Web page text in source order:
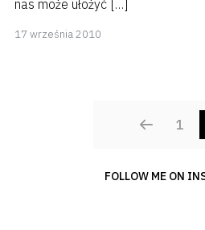
nas może ułożyć […]
17 września 2010
1
FOLLOW ME ON